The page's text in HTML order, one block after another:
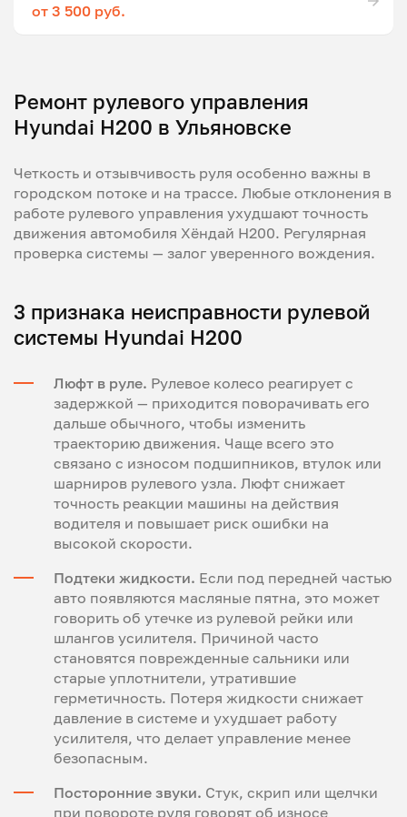
от 3 500 руб.
Ремонт рулевого управления
Hyundai H200 в Ульяновске
Четкость и отзывчивость руля особенно важны в
городском потоке и на трассе. Любые отклонения в
работе рулевого управления ухудшают точность
движения автомобиля Хёндай H200. Регулярная
проверка системы — залог уверенного вождения.
3 признака неисправности рулевой
системы Hyundai H200
Люфт в руле. Рулевое колесо реагирует с
задержкой — приходится поворачивать его
дальше обычного, чтобы изменить
траекторию движения. Чаще всего это
связано с износом подшипников, втулок или
шарниров рулевого узла. Люфт снижает
точность реакции машины на действия
водителя и повышает риск ошибки на
высокой скорости.
Подтеки жидкости. Если под передней частью
авто появляются масляные пятна, это может
говорить об утечке из рулевой рейки или
шлангов усилителя. Причиной часто
становятся поврежденные сальники или
старые уплотнители, утратившие
герметичность. Потеря жидкости снижает
давление в системе и ухудшает работу
усилителя, что делает управление менее
безопасным.
Посторонние звуки. Стук, скрип или щелчки
при повороте руля говорят об износе